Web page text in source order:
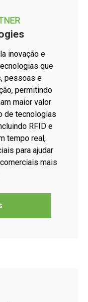
inovação e
que
pessoas e
permitindo
maior valor
de tecnologias
RFID e
tempo real,
para ajudar
mais